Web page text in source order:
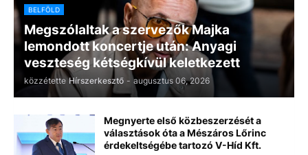
BELFÖLD
Megszólaltak a szervezők Majka
lemondott koncertje után: Anyagi
veszteség kétségkívül keletkezett
közzétette Hírszerkesztő - augusztus 06, 2026
Megnyerte első közbeszerzését a
választások óta a Mészáros Lőrinc
érdekeltségébe tartozó V-Híd Kft.